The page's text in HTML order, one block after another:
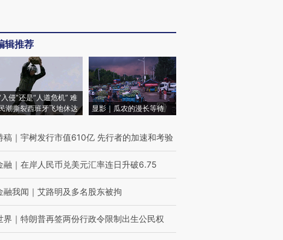
辑推荐
入侵”还是“人道危机” 难
潮撕裂西班牙飞地休达
显影｜瓜农的漫长等待
稿 ｜ 宇树发行市值610亿 先行者的加速和考验
融 ｜ 在岸人民币兑美元汇率连日升破6.75
融我闻 ｜ 艾路明及多名股东被拘
界 ｜ 特朗普再签两份行政令限制出生公民权